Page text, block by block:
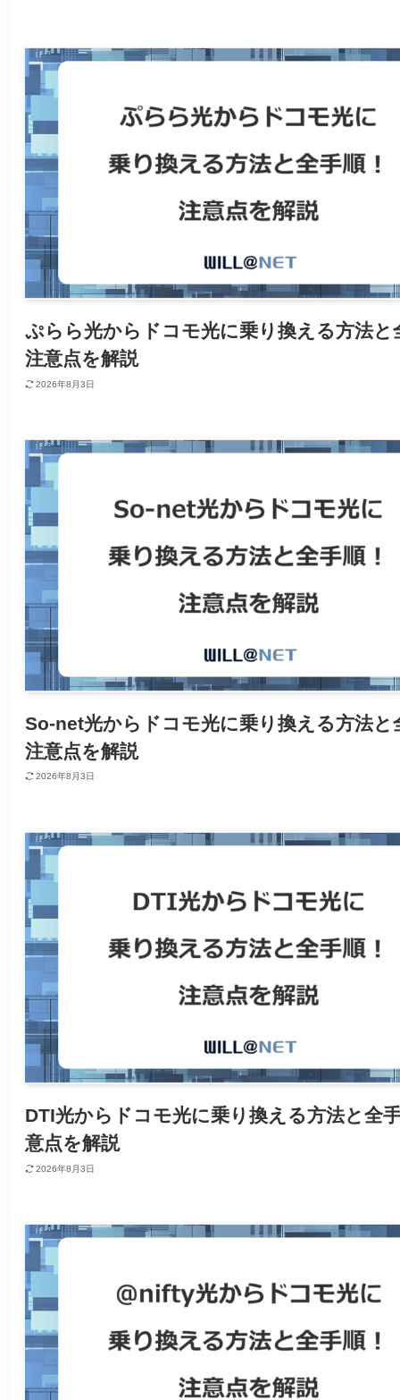
ぷらら光からドコモ光に乗り換える方法と
注意点を解説
2026年8月3日
So-net光からドコモ光に乗り換える方法と
注意点を解説
2026年8月3日
DTI光からドコモ光に乗り換える方法と全
意点を解説
2026年8月3日